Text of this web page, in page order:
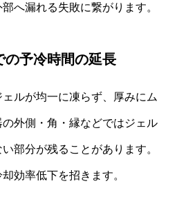
へ漏れる失敗に繋がります。
の予冷時間の延長
ルが均一に凍らず、厚みにム
外側・角・縁などではジェル
部分が残ることがあります。
効率低下を招きます。